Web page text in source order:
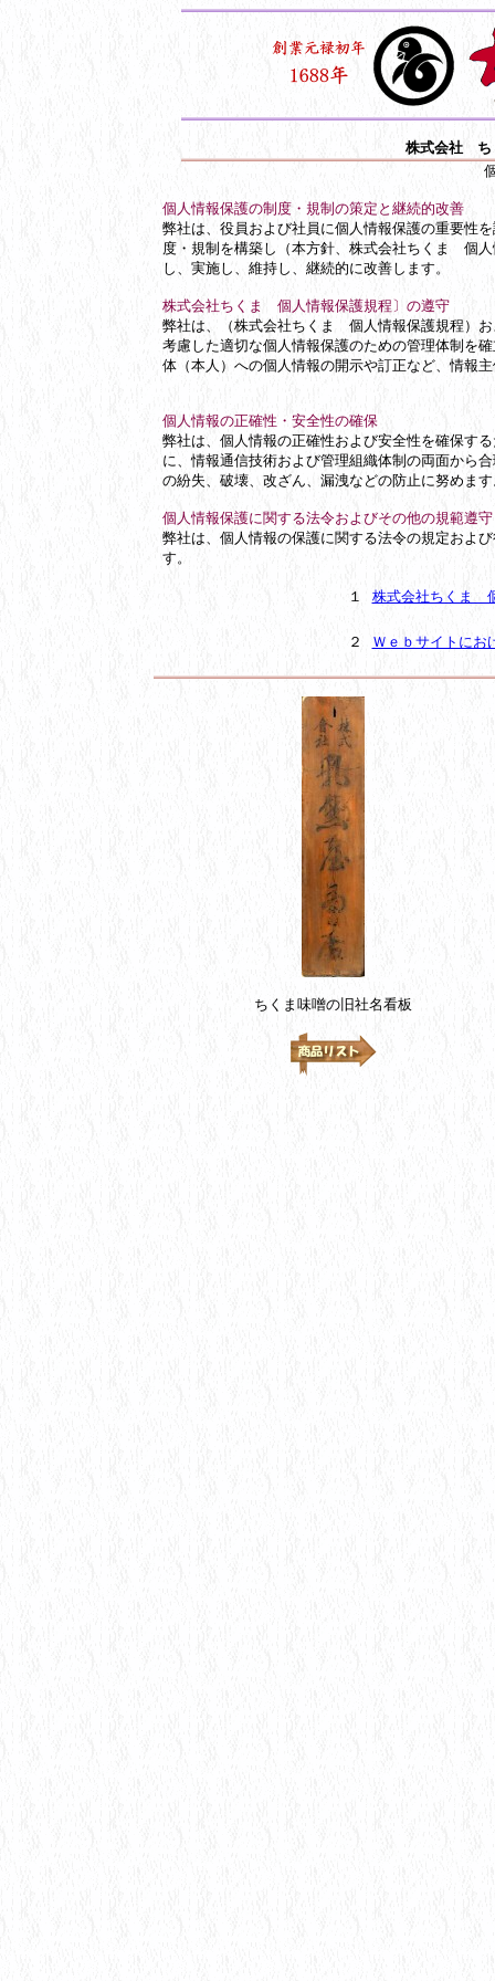
株式会社 ち
個人情報保護の制度・規制の策定と継続的改善
弊社は、役員および社員に個人情報保護の重要性
度・規制を構築し（本方針、株式会社ちくま 個
し、実施し、維持し、継続的に改善します。
株式会社ちくま 個人情報保護規程〕の遵守
弊社は、（株式会社ちくま 個人情報保護規程）
考慮した適切な個人情報保護のための管理体制を
体（本人）への個人情報の開示や訂正など、情報
個人情報の正確性・安全性の確保
弊社は、個人情報の正確性および安全性を確保す
に、情報通信技術および管理組織体制の両面から
の紛失、破壊、改ざん、漏洩などの防止に努めま
個人情報保護に関する法令およびその他の規範遵守
弊社は、個人情報の保護に関する法令の規定およ
す。
１ 株式会社ちくま
２ Ｗｅｂサイトにお
ちくま味噌の旧社名看板